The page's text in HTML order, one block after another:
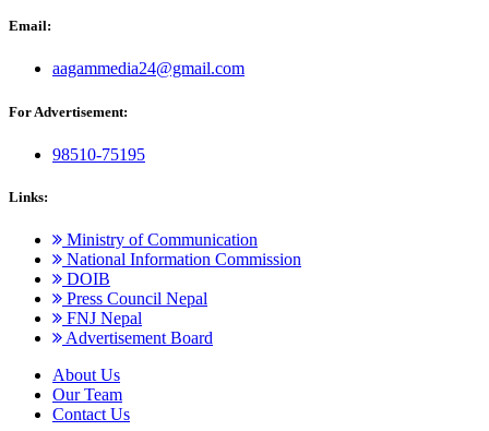
Email:
aagammedia24@gmail.com
For Advertisement:
98510-75195
Links:
Ministry of Communication
National Information Commission
DOIB
Press Council Nepal
FNJ Nepal
Advertisement Board
About Us
Our Team
Contact Us